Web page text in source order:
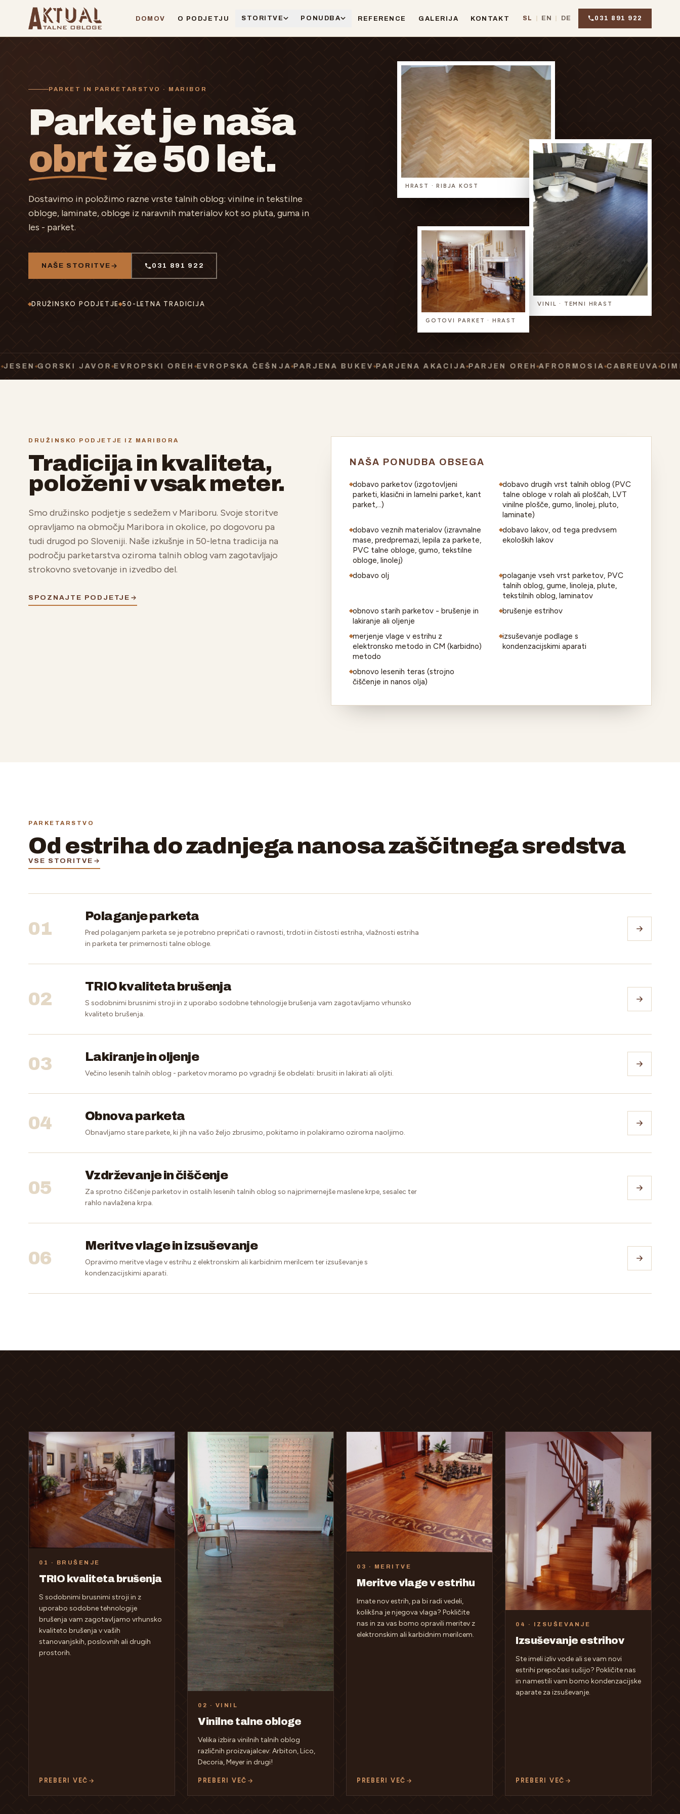
Preskoči na vsebino
DOMOV O PODJETJU STORITVE PONUDBA REFERENCE GALERIJA KONTAKT SL EN DE 031 891 922
PARKET IN PARKETARSTVO · MARIBOR
Parket je naša
obrtže 50 let.
Dostavimo in položimo razne vrste talnih oblog: vinilne in tekstilne
obloge, laminate, obloge iz naravnih materialov kot so pluta, guma in
les - parket.
NAŠE STORITVE 031 891 922
DRUŽINSKO PODJETJE 50-LETNA TRADICIJA
HRAST · RIBJA KOST
VINIL · TEMNI HRAST
GOTOVI PARKET · HRAST
GORSKI JAVOR EVROPSKI OREH EVROPSKA ČEŠNJA PARJENA BUKEV PARJENA AKACIJA PARJEN OREH AFRORMOSIA CABREUVA DIMLJEN
DRUŽINSKO PODJETJE IZ MARIBORA
Tradicija in kvaliteta,
položeni v vsak meter.
Smo družinsko podjetje s sedežem v Mariboru. Svoje storitve
opravljamo na območju Maribora in okolice, po dogovoru pa
tudi drugod po Sloveniji. Naše izkušnje in 50-letna tradicija na
področju parketarstva oziroma talnih oblog vam zagotavljajo
strokovno svetovanje in izvedbo del.
SPOZNAJTE PODJETJE
NAŠA PONUDBA OBSEGA
dobavo parketov (izgotovljeni
parketi, klasični in lamelni parket, kant
parket,...)
dobavo drugih vrst talnih oblog (PVC
talne obloge v rolah ali ploščah, LVT
vinilne plošče, gumo, linolej, pluto,
laminate)
dobavo veznih materialov (izravnalne
mase, predpremazi, lepila za parkete,
PVC talne obloge, gumo, tekstilne
obloge, linolej)
dobavo lakov, od tega predvsem
ekoloških lakov
dobavo olj
polaganje vseh vrst parketov, PVC
talnih oblog, gume, linoleja, plute,
tekstilnih oblog, laminatov
obnovo starih parketov - brušenje in
lakiranje ali oljenje
brušenje estrihov
merjenje vlage v estrihu z
elektronsko metodo in CM (karbidno)
metodo
izsuševanje podlage s
kondenzacijskimi aparati
obnovo lesenih teras (strojno
čiščenje in nanos olja)
PARKETARSTVO
Od estriha do zadnjega nanosa zaščitnega sredstva
VSE STORITVE
01
Polaganje parketa
Pred polaganjem parketa se je potrebno prepričati o ravnosti, trdoti in čistosti estriha, vlažnosti estriha
in parketa ter primernosti talne obloge.
02
TRIO kvaliteta brušenja
S sodobnimi brusnimi stroji in z uporabo sodobne tehnologije brušenja vam zagotavljamo vrhunsko
kvaliteto brušenja.
03 Lakiranje in oljenje
Večino lesenih talnih oblog - parketov moramo po vgradnji še obdelati: brusiti in lakirati ali oljiti.
04 Obnova parketa
Obnavljamo stare parkete, ki jih na vašo željo zbrusimo, pokitamo in polakiramo oziroma naoljimo.
05
Vzdrževanje in čiščenje
Za sprotno čiščenje parketov in ostalih lesenih talnih oblog so najprimernejše maslene krpe, sesalec ter
rahlo navlažena krpa.
06
Meritve vlage in izsuševanje
Opravimo meritve vlage v estrihu z elektronskim ali karbidnim merilcem ter izsuševanje s
kondenzacijskimi aparati.
01 · BRUŠENJE
TRIO kvaliteta brušenja
S sodobnimi brusnimi stroji in z
uporabo sodobne tehnologije
brušenja vam zagotavljamo vrhunsko
kvaliteto brušenja v vaših
stanovanjskih, poslovnih ali drugih
prostorih.
PREBERI VEČ
02 · VINIL
Vinilne talne obloge
Velika izbira vinilnih talnih oblog
različnih proizvajalcev: Arbiton, Lico,
Decoria, Meyer in drugi!
PREBERI VEČ
03 · MERITVE
Meritve vlage v estrihu
Imate nov estrih, pa bi radi vedeli,
kolikšna je njegova vlaga? Pokličite
nas in za vas bomo opravili meritev z
elektronskim ali karbidnim merilcem.
PREBERI VEČ
04 · IZSUŠEVANJE
Izsuševanje estrihov
Ste imeli izliv vode ali se vam novi
estrihi prepočasi sušijo? Pokličite nas
in namestili vam bomo kondenzacijske
aparate za izsuševanje.
PREBERI VEČ